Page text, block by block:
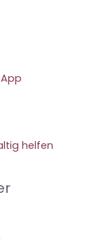
helfen